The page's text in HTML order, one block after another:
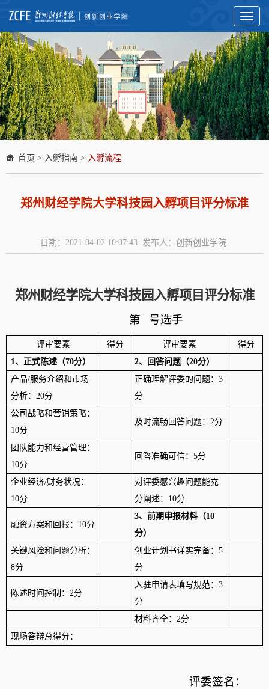
Toggle
首页 > 入孵指南 > 入孵流程
郑州财经学院大学科技园入孵项目评分标准
日期：2021-04-02 10:07:43 发布人：创新创业学院
郑州财经学院大学科技园入孵项目评分标准
第 号选手
评审要素 得分 评审要素
得分
1、正式陈述（70分）
2、回答问题（20分）
产品/服务介绍和市场
分析：20分
正确理解评委的问题：3
分
公司战略和营销策略：
10分
及时流畅回答问题：2分
团队能力和经营管理：
10分
回答准确可信：5分
企业经济/财务状况：
10分
对评委感兴趣问题能充
分阐述： 10分
融资方案和回报： 10分
3、前期申报材料 （10
分）
关键风险和问题分析：
8分
创业计划书详实完备：5
分
陈述时间控制：2分
入驻申请表填写规范：3
分
材料齐全：2分
现场答辩总得分：
评委签名：